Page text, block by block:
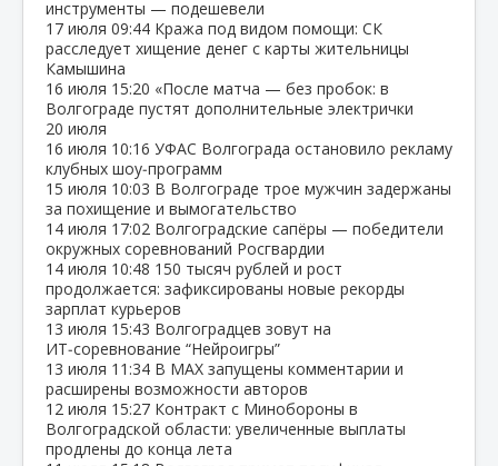
инструменты — подешевели
17 июля 09:44 Кража под видом помощи: СК
расследует хищение денег с карты жительницы
Камышина
16 июля 15:20 «После матча — без пробок: в
Волгограде пустят дополнительные электрички
20 июля
16 июля 10:16 УФАС Волгограда остановило рекламу
клубных шоу‑программ
15 июля 10:03 В Волгограде трое мужчин задержаны
за похищение и вымогательство
14 июля 17:02 Волгоградские сапёры — победители
окружных соревнований Росгвардии
14 июля 10:48 150 тысяч рублей и рост
продолжается: зафиксированы новые рекорды
зарплат курьеров
13 июля 15:43 Волгоградцев зовут на
ИТ‑соревнование “Нейроигры”
13 июля 11:34 В МАХ запущены комментарии и
расширены возможности авторов
12 июля 15:27 Контракт с Минобороны в
Волгоградской области: увеличенные выплаты
продлены до конца лета